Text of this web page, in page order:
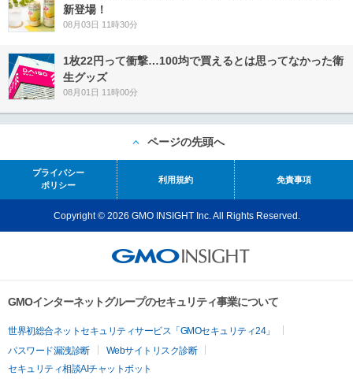
新登場！
08月03日 11時30分
1枚22円って衝撃…100均で買えるとは思ってなかった衛
生グッズ
08月01日 11時00分
ページの先頭へ
プライバシー
ポリシー
利用規約 免責事項
Copyright © 2026 GMO INSIGHT Inc. All Rights Reserved.
GMOインターネットグループのセキュリティ事業について
世界初総合ネットセキュリティサービス「GMOセキュリティ24」
パスワード漏洩診断
Webサイトリスク診断
セキュリティ相談AIチャットボット